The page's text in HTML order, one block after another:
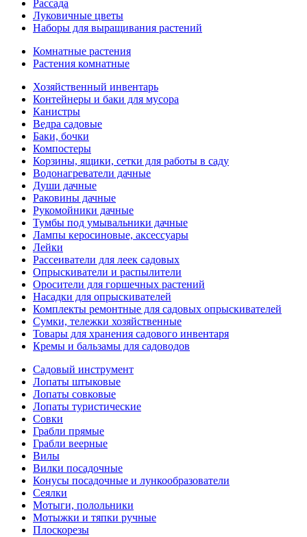
Рассада
Луковичные цветы
Наборы для выращивания растений
Комнатные растения
Растения комнатные
Хозяйственный инвентарь
Контейнеры и баки для мусора
Канистры
Ведра садовые
Баки, бочки
Компостеры
Корзины, ящики, сетки для работы в саду
Водонагреватели дачные
Души дачные
Раковины дачные
Рукомойники дачные
Тумбы под умывальники дачные
Лампы керосиновые, аксессуары
Лейки
Рассеиватели для леек садовых
Опрыскиватели и распылители
Оросители для горшечных растений
Насадки для опрыскивателей
Комплекты ремонтные для садовых опрыскивателей
Сумки, тележки хозяйственные
Товары для хранения садового инвентаря
Кремы и бальзамы для садоводов
Садовый инструмент
Лопаты штыковые
Лопаты совковые
Лопаты туристические
Совки
Грабли прямые
Грабли веерные
Вилы
Вилки посадочные
Конусы посадочные и лункообразователи
Сеялки
Мотыги, полольники
Мотыжки и тяпки ручные
Плоскорезы